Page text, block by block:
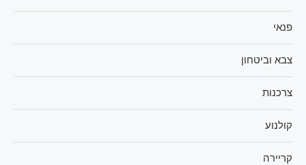
פנאי
צבא וביטחון
צרכנות
קולנוע
קריירה